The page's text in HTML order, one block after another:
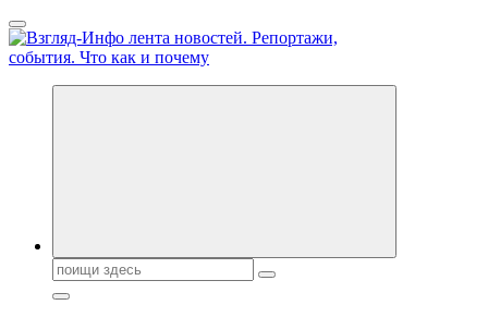
Перейти
к
содержанию
Обо всем и обо всех, что зачем и почему. Новости политики,
Поиск: